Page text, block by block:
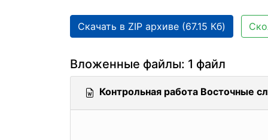
Скачать в ZIP архиве (67.15 Кб)
Вложенные файлы: 1 файл
Контрольная работа Восточные